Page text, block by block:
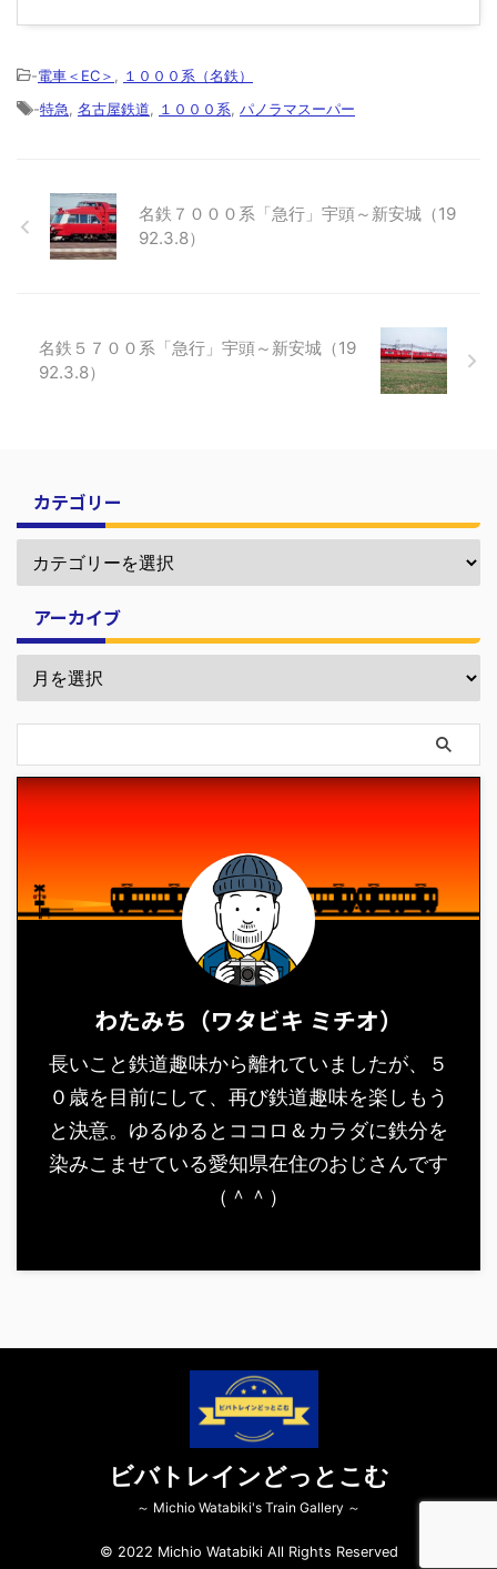
-電車＜EC＞
１０００系（名鉄）
-特急 名古屋鉄道 １０００系 パノラマスーパー
名鉄７０００系「急行」宇頭～新安城（19
92.3.8）
名鉄５７００系「急行」宇頭～新安城（19
92.3.8）
カテゴリー
アーカイブ
わたみち（ワタビキ ミチオ）
長いこと鉄道趣味から離れていましたが、５
０歳を目前にして、再び鉄道趣味を楽しもう
と決意。ゆるゆるとココロ＆カラダに鉄分を
染みこませている愛知県在住のおじさんです
（＾＾）
ビバトレインどっとこむ
～ Michio Watabiki's Train Gallery ～
© 2022 Michio Watabiki All Rights Reserved